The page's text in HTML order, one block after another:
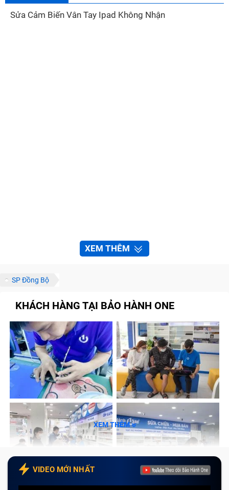
Sửa Cảm Biến Vân Tay Ipad Không Nhận
XEM THÊM
SP Đồng Bộ
KHÁCH HÀNG TẠI BẢO HÀNH ONE
XEM THÊM
VIDEO MỚI NHẤT